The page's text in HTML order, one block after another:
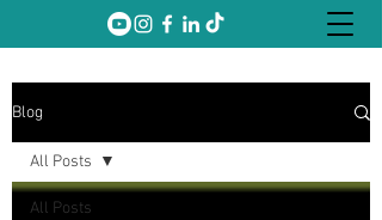
Blog
All Posts
All Posts